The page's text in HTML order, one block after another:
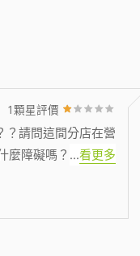
1顆星評價
？請問這間分店在營
麼障礙嗎？ ...看更多